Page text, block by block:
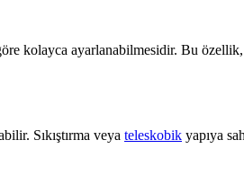
kolayca ayarlanabilmesidir. Bu
Sıkıştırma veya teleskobik yapıya